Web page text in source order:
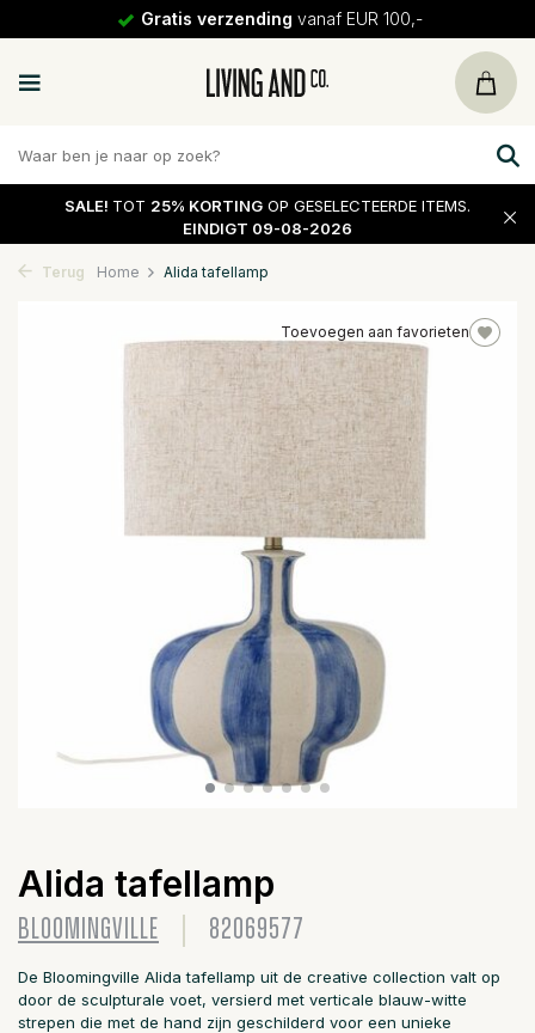
Gratis verzending vanaf EUR 100,-
SALE! TOT 25% KORTING OP GESELECTEERDE ITEMS.
EINDIGT 09-08-2026
Terug Home Alida tafellamp
Toevoegen aan favorieten
Alida tafellamp
BLOOMINGVILLE 82069577
De Bloomingville Alida tafellamp uit de creative collection valt op
door de sculpturale voet, versierd met verticale blauw-witte
strepen die met de hand zijn geschilderd voor een unieke